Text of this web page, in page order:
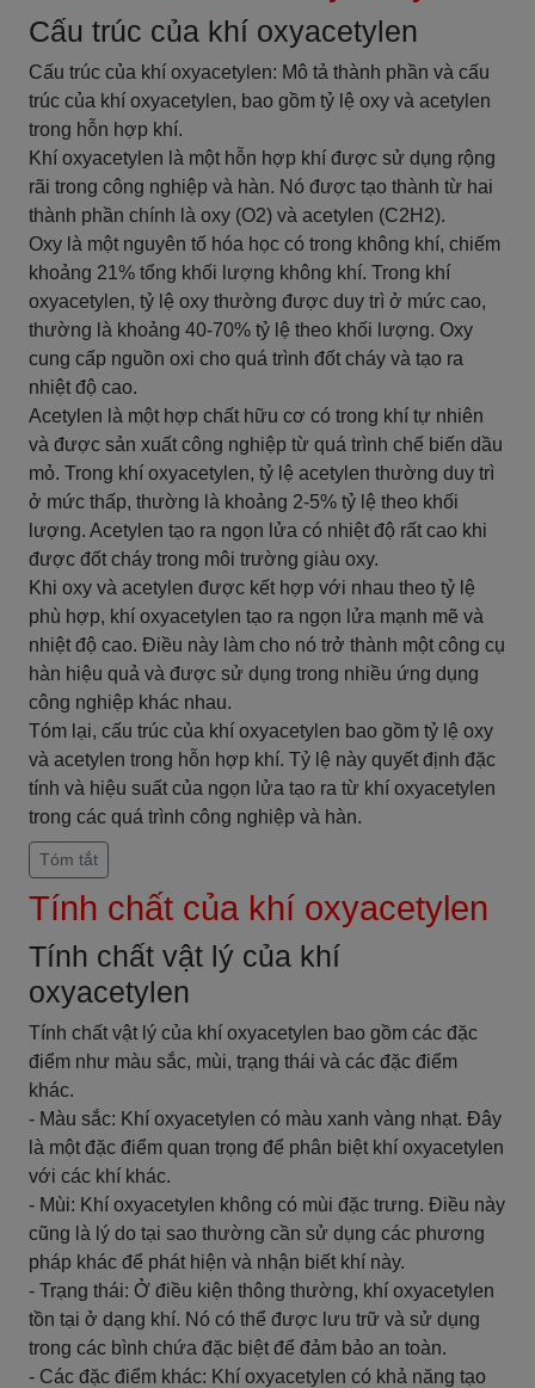
Cấu trúc của khí oxyacetylen
Cấu trúc của khí oxyacetylen: Mô tả thành phần và cấu
trúc của khí oxyacetylen, bao gồm tỷ lệ oxy và acetylen
trong hỗn hợp khí.
Khí oxyacetylen là một hỗn hợp khí được sử dụng rộng
rãi trong công nghiệp và hàn. Nó được tạo thành từ hai
thành phần chính là oxy (O2) và acetylen (C2H2).
Oxy là một nguyên tố hóa học có trong không khí, chiếm
khoảng 21% tổng khối lượng không khí. Trong khí
oxyacetylen, tỷ lệ oxy thường được duy trì ở mức cao,
thường là khoảng 40-70% tỷ lệ theo khối lượng. Oxy
cung cấp nguồn oxi cho quá trình đốt cháy và tạo ra
nhiệt độ cao.
Acetylen là một hợp chất hữu cơ có trong khí tự nhiên
và được sản xuất công nghiệp từ quá trình chế biến dầu
mỏ. Trong khí oxyacetylen, tỷ lệ acetylen thường duy trì
ở mức thấp, thường là khoảng 2-5% tỷ lệ theo khối
lượng. Acetylen tạo ra ngọn lửa có nhiệt độ rất cao khi
được đốt cháy trong môi trường giàu oxy.
Khi oxy và acetylen được kết hợp với nhau theo tỷ lệ
phù hợp, khí oxyacetylen tạo ra ngọn lửa mạnh mẽ và
nhiệt độ cao. Điều này làm cho nó trở thành một công cụ
hàn hiệu quả và được sử dụng trong nhiều ứng dụng
công nghiệp khác nhau.
Tóm lại, cấu trúc của khí oxyacetylen bao gồm tỷ lệ oxy
và acetylen trong hỗn hợp khí. Tỷ lệ này quyết định đặc
tính và hiệu suất của ngọn lửa tạo ra từ khí oxyacetylen
trong các quá trình công nghiệp và hàn.
Tóm tắt
Tính chất của khí oxyacetylen
Tính chất vật lý của khí
oxyacetylen
Tính chất vật lý của khí oxyacetylen bao gồm các đặc
điểm như màu sắc, mùi, trạng thái và các đặc điểm
khác.
- Màu sắc: Khí oxyacetylen có màu xanh vàng nhạt. Đây
là một đặc điểm quan trọng để phân biệt khí oxyacetylen
với các khí khác.
- Mùi: Khí oxyacetylen không có mùi đặc trưng. Điều này
cũng là lý do tại sao thường cần sử dụng các phương
pháp khác để phát hiện và nhận biết khí này.
- Trạng thái: Ở điều kiện thông thường, khí oxyacetylen
tồn tại ở dạng khí. Nó có thể được lưu trữ và sử dụng
trong các bình chứa đặc biệt để đảm bảo an toàn.
- Các đặc điểm khác: Khí oxyacetylen có khả năng tạo